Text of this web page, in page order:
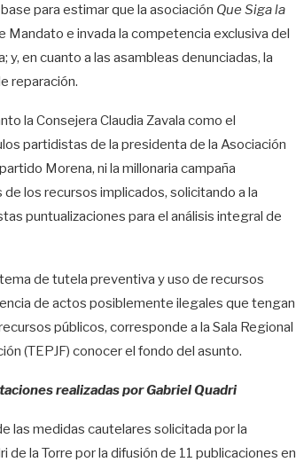
para estimar que la asociación Que Siga la
Mandato e invada la competencia exclusiva del
en cuanto a las asambleas denunciadas, la
reparación.
la Consejera Claudia Zavala como el
partidistas de la presidenta de la Asociación
Morena, ni la millonaria campaña
los recursos implicados, solicitando a la
puntualizaciones para el análisis integral de
de tutela preventiva y uso de recursos
de actos posiblemente ilegales que tengan
públicos, corresponde a la Sala Regional
(TEPJF) conocer el fondo del asunto.
realizadas por Gabriel Quadri
las medidas cautelares solicitada por la
la Torre por la difusión de 11 publicaciones en